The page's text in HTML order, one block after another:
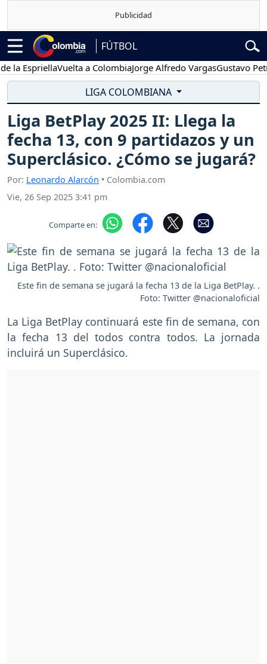
FÚTBOL
Vuelta a ColombiaJorge Alfredo VargasGustavo Petro
LIGA COLOMBIANA
Liga BetPlay 2025 II: Llega la
fecha 13, con 9 partidazos y un
Superclásico. ¿Cómo se jugará?
Por: Leonardo Alarcón • Colombia.com
Vie, 26 Sep 2025 3:41 pm
Comparte en:
Este fin de semana se jugará la fecha 13 de la Liga BetPlay. .
Foto: Twitter @nacionaloficial
La Liga BetPlay continuará este fin de semana, con
la fecha 13 del todos contra todos. La jornada
incluirá un Superclásico.